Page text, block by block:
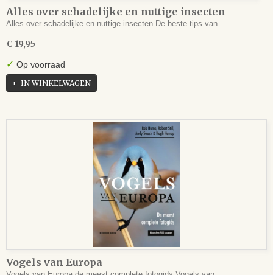
Alles over schadelijke en nuttige insecten
Alles over schadelijke en nuttige insecten De beste tips van…
€ 19,95
✓ Op voorraad
IN WINKELWAGEN
Vogels van Europa